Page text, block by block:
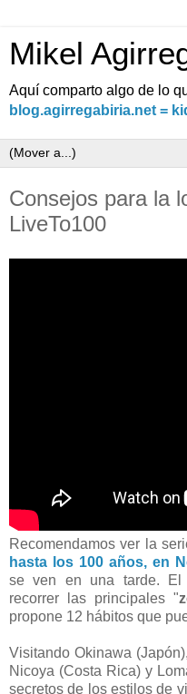
Mikel
Aquí comparto algo de lo
blog.agirregabiria.net =
Consejos para la
LiveTo100
Recomendamos ver la
hasta los 100 años, en
se ven en una tarde. El
recorrer las principales "
propone 12 hábitos que
Visitando Okinawa
Nicoya (Costa Rica) y
secretos de los estilos de